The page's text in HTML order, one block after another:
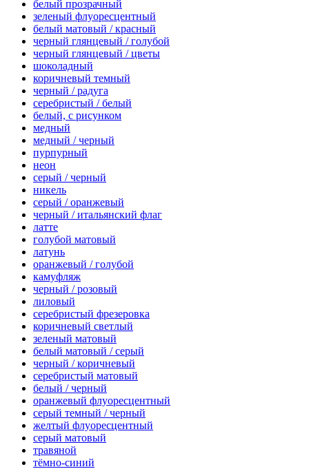
белый прозрачный
зеленый флуоресцентный
белый матовый / красный
черный глянцевый / голубой
черный глянцевый / цветы
шоколадный
коричневый темный
черный / радуга
серебристый / белый
белый, с рисунком
медный
медный / черный
пурпурный
неон
серый / черный
никель
серый / оранжевый
черный / итальянский флаг
латте
голубой матовый
латунь
оранжевый / голубой
камуфляж
черный / розовый
лиловый
серебристый фрезеровка
коричневый светлый
зеленый матовый
белый матовый / серый
черный / коричневый
серебристый матовый
белый / черный
оранжевый флуоресцентный
серый темный / черный
желтый флуоресцентный
серый матовый
травяной
тёмно-синий